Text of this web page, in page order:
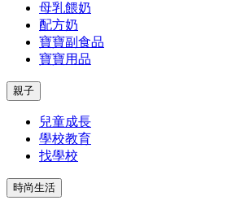
母乳餵奶
配方奶
寶寶副食品
寶寶用品
親子
兒童成長
學校教育
找學校
時尚生活